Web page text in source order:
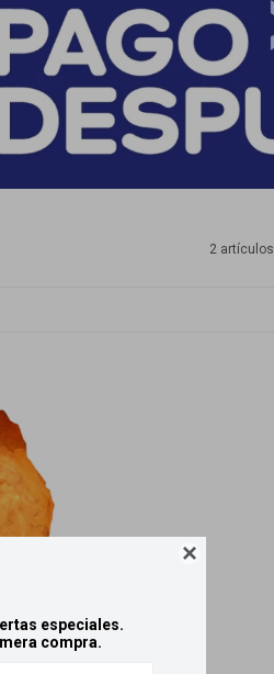

especiales.
compra.
2 artículos